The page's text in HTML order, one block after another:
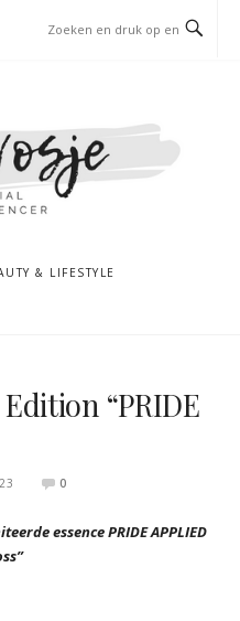
& LIFESTYLE
“PRIDE
0
essence PRIDE APPLIED